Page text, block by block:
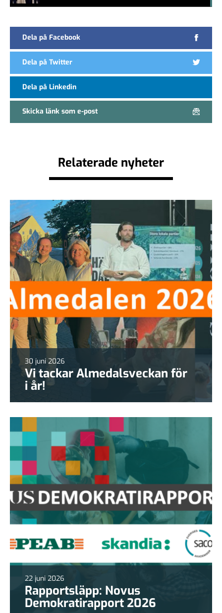
Dela på Facebook
Dela på Twitter
Dela på Linkedin
Skicka länk som e-post
Relaterade nyheter
30 juni 2026
Vi tackar Almedalsveckan för
i år!
22 juni 2026
Rapportsläpp: Novus
Demokratirapport 2026